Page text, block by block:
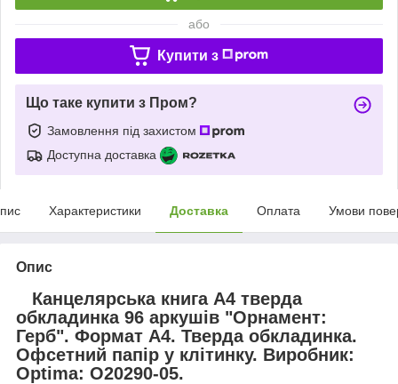
або
Купити з
Що таке купити з Пром?
Замовлення під захистом
Доступна доставка
Характеристики Доставка Оплата Умови
Опис
Канцелярська книга А4 тверда
обкладинка 96 аркушів "Орнамент:
Герб". Формат А4. Тверда обкладинка.
Офсетний папір у клітинку. Виробник:
Optima: О20290-05.